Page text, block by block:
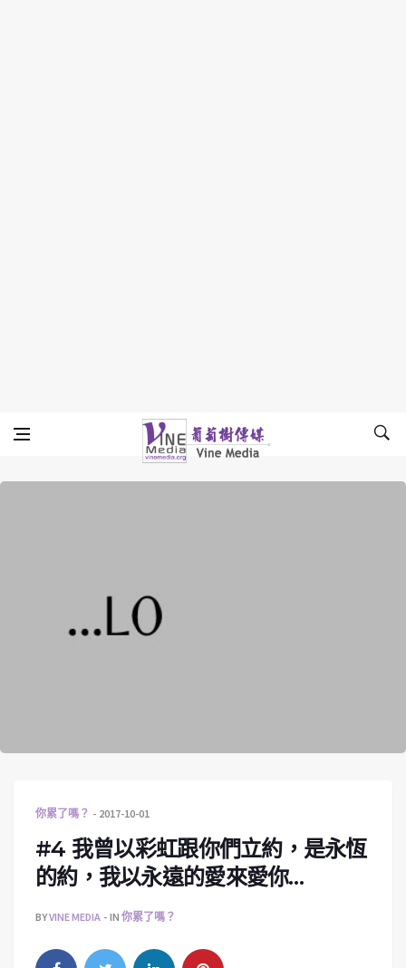
Vine Media
葡萄樹傳媒
你累了嗎？ 2017-10-01
#4 我曾以彩虹跟你們立約，是永恆
的約，我以永遠的愛來愛你…
BYVINE MEDIA IN 你累了嗎？